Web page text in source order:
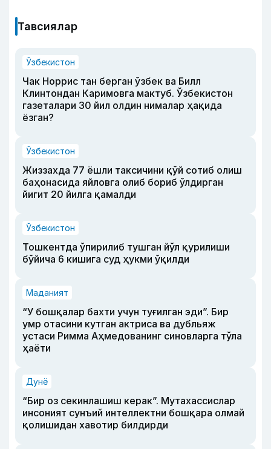
Тавсиялар
Ўзбекистон
Чак Норрис тан берган ўзбек ва Билл
Клинтондан Каримовга мактуб. Ўзбекистон
газеталари 30 йил олдин нималар ҳақида
ёзган?
Ўзбекистон
Жиззахда 77 ёшли таксичини қўй сотиб олиш
баҳонасида яйловга олиб бориб ўлдирган
йигит 20 йилга қамалди
Ўзбекистон
Тошкентда ўпирилиб тушган йўл қурилиши
бўйича 6 кишига суд ҳукми ўқилди
Маданият
“У бошқалар бахти учун туғилган эди”. Бир
умр отасини кутган актриса ва дубльяж
устаси Римма Аҳмедованинг синовларга тўла
ҳаёти
Дунё
“Бир оз секинлашиш керак”. Мутахассислар
инсоният сунъий интеллектни бошқара олмай
қолишидан хавотир билдирди